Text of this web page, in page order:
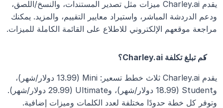
مراجعة موقعهم الإلكتروني للاطلاع على القائمة الكاملة للميزات.
كم تبلغ تكلفة Charley.ai؟
وتوفر كل خطة حدودًا مختلفة لعدد الكلمات وميزات إضافية.